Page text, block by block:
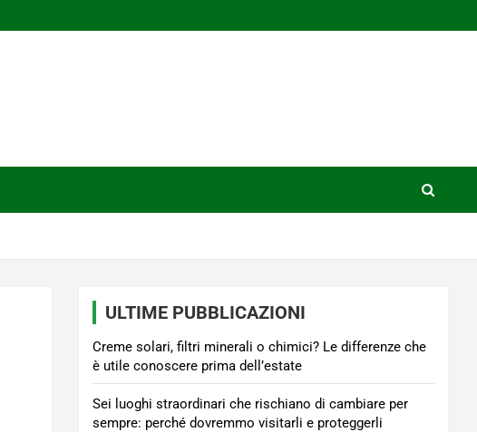
ULTIME PUBBLICAZIONI
Creme solari, filtri minerali o chimici? Le differenze che
è utile conoscere prima dell’estate
Sei luoghi straordinari che rischiano di cambiare per
sempre: perché dovremmo visitarli e proteggerli